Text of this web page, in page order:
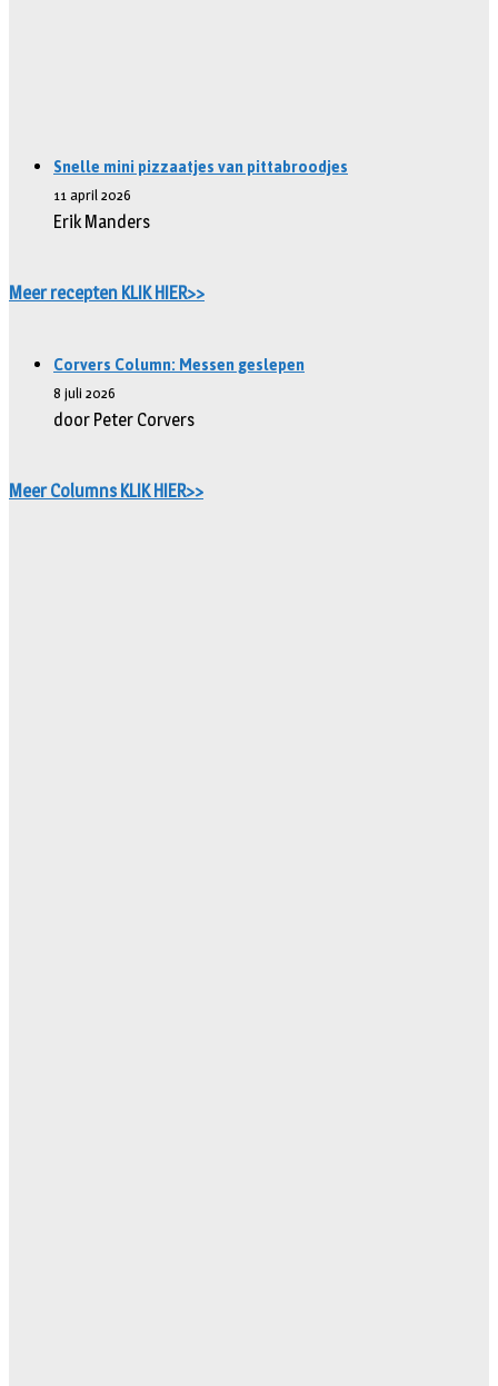
Snelle mini pizzaatjes van pittabroodjes
11 april 2026
Erik Manders
Meer recepten KLIK HIER>>
Corvers Column: Messen geslepen
8 juli 2026
door Peter Corvers
Meer Columns KLIK HIER>>